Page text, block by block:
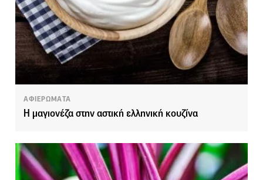
ΑΦΙΕΡΩΜΑΤΑ
H μαγιονέζα στην αστική ελληνική κουζίνα